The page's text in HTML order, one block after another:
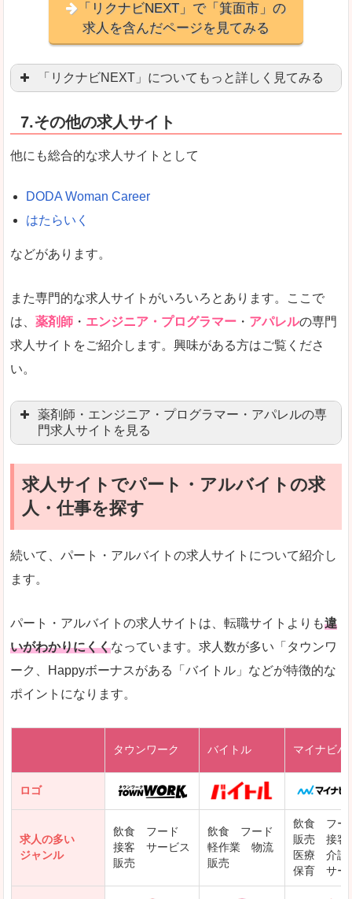
「リクナビNEXT」で「箕面市」の
求人を含んだページを見てみる
「リクナビNEXT」についてもっと詳しく見てみる
良いところ
悪いところ
未経験 未経験の求人もあります
営業職を探している方にとっては、有利なサイト
検索人気キーワードの上位が「40代」「50代」
使いやすさ
文字が大きくて見やすいです。
求人を含んだページを見てみる
7.その他の求人サイト
他にも総合的な求人サイトとして
DODA Woman Career
はたらいく
などがあります。
また専門的な求人サイトがいろいろとあります。ここで
は、 薬剤師 ・ エンジニア・プログラマー ・ アパレルの専門
求人サイトをご紹介します。興味がある方はご覧くださ
い。
薬剤師・エンジニア・プログラマー・アパレルの専
門求人サイトを見る
マイナビ薬剤師
リクナビ薬剤師
ファルマスタッフ
薬キャリ(エムスリー)
ファーマキャリア
レバテックキャリア
DODAエンジニア IT
クリーデンス
求人サイトでパート・アルバイトの求
人・仕事を探す
続いて、パート・アルバイトの求人サイトについて紹介し
ます。
パート・アルバイトの求人サイトは、転職サイトよりも違
いがわかりにくくなっています。求人数が多い「タウンワ
ーク、Happyボーナスがある「バイトル」などが特徴的な
ポイントになります。
タウンワーク バイトル マイナビバ
ロゴ
求人の多い
ジャンル
飲食 フード
接客 サービス
販売
飲食 フード
軽作業 物流
販売
飲食 フー
販売 接客
医療 介護
保育 サー